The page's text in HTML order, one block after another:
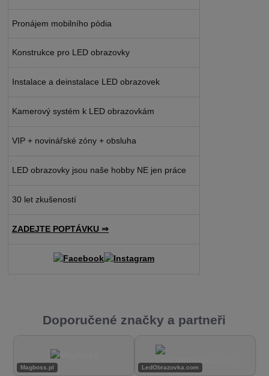
Pronájem mobilního pódia
Konstrukce pro LED obrazovky
Instalace a deinstalace LED obrazovek
Kamerový systém k LED obrazovkám
VIP + novinářské zóny + obsluha
LED obrazovky jsou naše hobby NE jen práce
30 let zkušeností
ZADEJTE POPTÁVKU ⇒
Doporučené značky a partneři
Magboss.pl LedObrazovka.com